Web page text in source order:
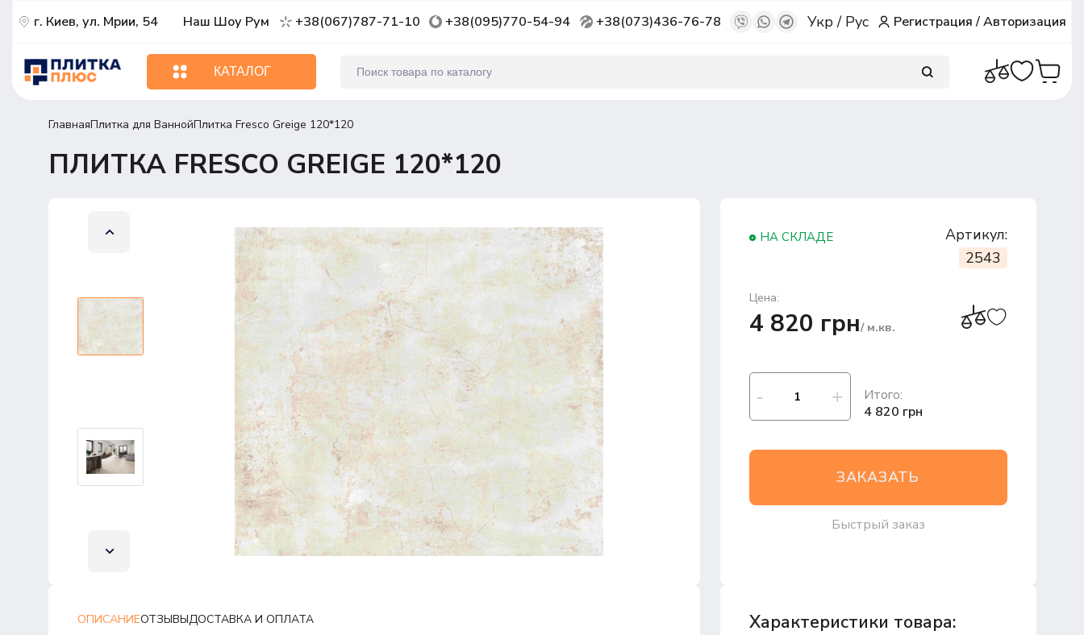
г. Киев, ул. Мрии, 54 Наш Шоу Рум +38(067)787-71-10 +38(095)770-54-94 +38(073)436-76-78 Укр/ Рус Регистрация/Авторизация
КАТАЛОГ
ГлавнаяПлитка для ВаннойПлитка Fresco Greige 120*120
ПЛИТКА FRESCO GREIGE 120*120
НА СКЛАДЕ
Артикул:
2543
Цена:
4 820 грн/ м.кв.
Итого:
4 820 грн
ЗАКАЗАТЬ
Быстрый заказ
ОПИСАНИЕОТЗЫВЫДОСТАВКА И ОПЛАТА Характеристики товара: